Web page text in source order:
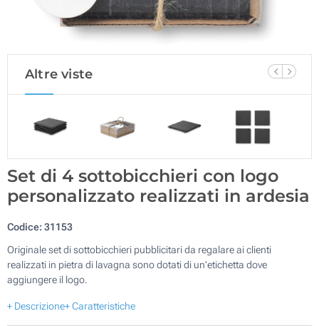
Altre viste
Set di 4 sottobicchieri con logo
personalizzato realizzati in ardesia
Codice:31153
Originale set di sottobicchieri pubblicitari da regalare ai clienti
realizzati in pietra di lavagna sono dotati di un'etichetta dove
aggiungere il logo.
+ Descrizione+ Caratteristiche